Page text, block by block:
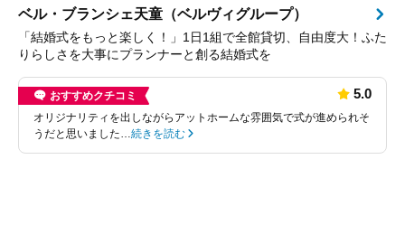
ベル・ブランシェ天童（ベルヴィグループ）
「結婚式をもっと楽しく！」1日1組で全館貸切、自由度大！ふた
りらしさを大事にプランナーと創る結婚式を
おすすめクチコミ 5.0
オリジナリティを出しながらアットホームな雰囲気で式が進められそ
うだと思いました…続きを読む